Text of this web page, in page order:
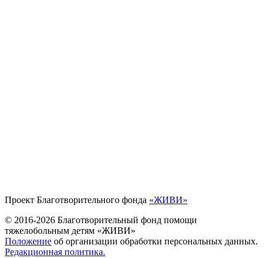
Проект Благотворительного фонда «ЖИВИ»
© 2016-2026 Благотворительный фонд помощи
тяжелобольным детям «ЖИВИ»
Положение об организации обработки персональных данных.
Редакционная политика.